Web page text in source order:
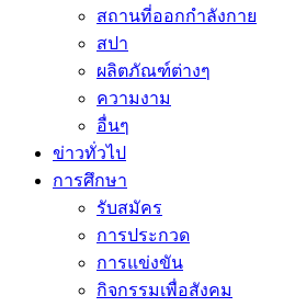
สถานที่ออกกำลังกาย
สปา
ผลิตภัณฑ์ต่างๆ
ความงาม
อื่นๆ
ข่าวทั่วไป
การศึกษา
รับสมัคร
การประกวด
การแข่งขัน
กิจกรรมเพื่อสังคม